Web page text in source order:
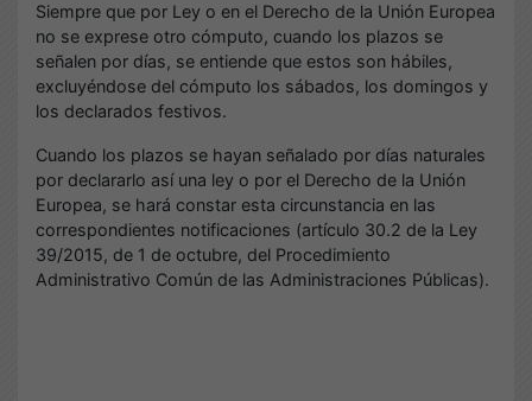
Siempre que por Ley o en el Derecho de la Unión Europea
no se exprese otro cómputo, cuando los plazos se
señalen por días, se entiende que estos son hábiles,
excluyéndose del cómputo los sábados, los domingos y
los declarados festivos.
Cuando los plazos se hayan señalado por días naturales
por declararlo así una ley o por el Derecho de la Unión
Europea, se hará constar esta circunstancia en las
correspondientes notificaciones (artículo 30.2 de la Ley
39/2015, de 1 de octubre, del Procedimiento
Administrativo Común de las Administraciones Públicas).